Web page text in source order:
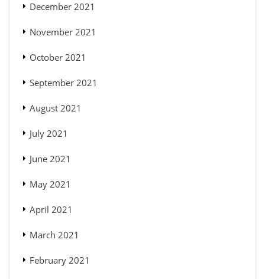
December 2021
November 2021
October 2021
September 2021
August 2021
July 2021
June 2021
May 2021
April 2021
March 2021
February 2021